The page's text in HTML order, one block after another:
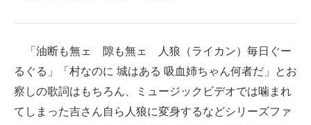
「油断も無ェ 隙も無ェ 人狼（ライカン）毎日ぐー
るぐる」「村なのに 城はある 吸血姉ちゃん何者だ」とお
察しの歌詞はもちろん、ミュージックビデオでは噛まれ
てしまった吉さん自ら人狼に変身するなどシリーズファ